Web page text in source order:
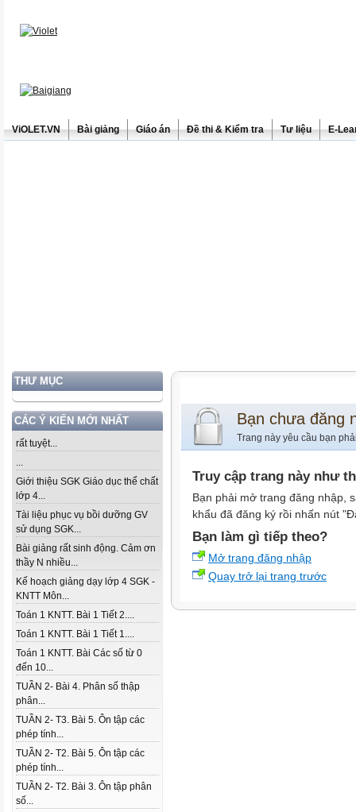
ViOLET.VN Bài giảng Giáo án Đề thi & Kiểm tra Tư liệu E-
THƯ MỤC
CÁC Ý KIẾN MỚI NHẤT
rất tuyệt...
...
Giới thiệu SGK Giáo dục thể chất
lớp 4...
Tài liệu phục vụ bồi dưỡng GV
sử dụng SGK...
Bài giảng rất sinh động. Cảm ơn
thầy N nhiều...
Kế hoạch giảng dạy lớp 4 SGK -
KNTT Môn...
Toán 1 KNTT. Bài 1 Tiết 2....
Toán 1 KNTT. Bài 1 Tiết 1....
Toán 1 KNTT. Bài Các số từ 0
đến 10...
TUẦN 2- Bài 4. Phân số thập
phân...
TUẦN 2- T3. Bài 5. Ôn tập các
phép tính...
TUẦN 2- T2. Bài 5. Ôn tập các
phép tính...
TUẦN 2- T2. Bài 3. Ôn tập phân
số...
Bạn chưa đăng
Trang này yêu cầu bạn
Truy cập trang này như
Bạn phải mở trang đăng nhập,
khẩu đã đăng ký rồi nhấn nút
Bạn làm gì tiếp theo?
Mở trang đăng nhập
Quay trở lại trang trước